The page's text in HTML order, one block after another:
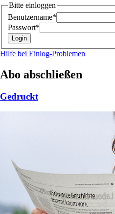
Bitte einloggen
Benutzername*
Passwort*
Hilfe bei Einlog-Problemen
Abo abschließen
Gedruckt